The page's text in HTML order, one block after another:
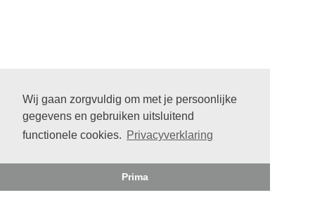
Wij gaan zorgvuldig om met je persoonlijke
gegevens en gebruiken uitsluitend
functionele cookies. Privacyverklaring
Prima